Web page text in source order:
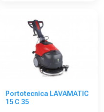
Portotecnica LAVAMATIC
15 C 35